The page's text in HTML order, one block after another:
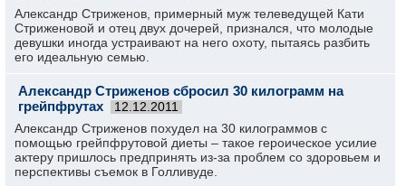
Александр Стриженов, примерный муж телеведущей Кати
Стриженовой и отец двух дочерей, признался, что молодые
девушки иногда устраивают на него охоту, пытаясь разбить
его идеальную семью.
Александр Стриженов сбросил 30 килограмм на
грейпфрутах
12.12.2011
Александр Стриженов похудел на 30 килограммов с
помощью грейпфрутовой диеты – такое героическое усилие
актеру пришлось предпринять из-за проблем со здоровьем и
перспективы съемок в Голливуде.